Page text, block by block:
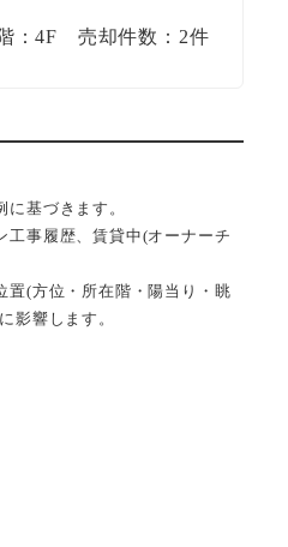
：4F 売却件数：2件
基づきます。
事履歴、賃貸中(オーナーチ
(方位・所在階・陽当り・眺
影響します。